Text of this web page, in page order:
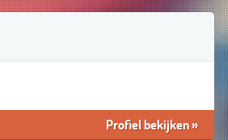
Profiel bekijken»